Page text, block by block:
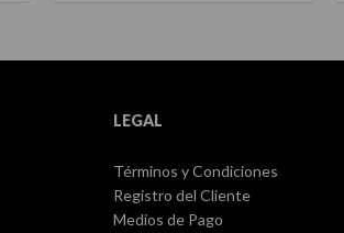
LEGAL
Términos y Condiciones
Registro del Cliente
Medios de Pago